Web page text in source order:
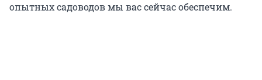
опытных садоводов мы вас сейчас обеспечим.